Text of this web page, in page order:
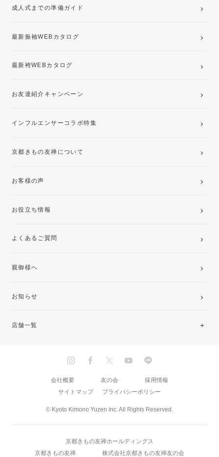
成人式までの準備ガイド
最新振袖WEBカタログ
最新袴WEBカタログ
お友達紹介キャンペーン
インフルエンサーコラボ特集
京都きもの友禅について
お客様の声
お役立ち情報
よくあるご質問
親御様へ
お知らせ
店舗一覧
© Kyoto Kimono Yuzen Inc. All Rights Reserved.
会社概要 友の会
採用情報
サイトマップ
プライバシーポリシー
京都きもの友禅ホールディングス
京都きもの友禅
株式会社京都きもの友禅友の会